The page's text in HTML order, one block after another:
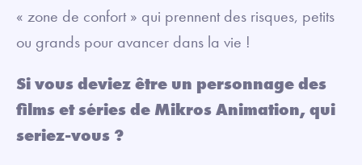
« zone de confort » qui prennent des risques, petits
ou grands pour avancer dans la vie !
Si vous deviez être un personnage des
films et séries de Mikros Animation, qui
seriez-vous ?